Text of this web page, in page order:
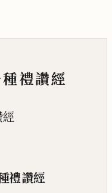
禮讚經
禮讚經